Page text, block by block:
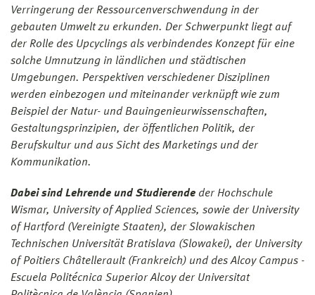
Verringerung der Ressourcenverschwendung in der
gebauten Umwelt zu erkunden. Der Schwerpunkt liegt auf
der Rolle des Upcyclings als verbindendes Konzept für eine
solche Umnutzung in ländlichen und städtischen
Umgebungen. Perspektiven verschiedener Disziplinen
werden einbezogen und miteinander verknüpft wie zum
Beispiel der Natur- und Bauingenieurwissenschaften,
Gestaltungsprinzipien, der öffentlichen Politik, der
Berufskultur und aus Sicht des Marketings und der
Kommunikation.
Dabei sind Lehrende und Studierende der Hochschule
Wismar, University of Applied Sciences, sowie der University
of Hartford (Vereinigte Staaten), der Slowakischen
Technischen Universität Bratislava (Slowakei), der University
of Poitiers Châtellerault (Frankreich) und des Alcoy Campus -
Escuela Politécnica Superior Alcoy der Universitat